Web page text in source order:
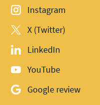
Instagram
X (Twitter)
LinkedIn
YouTube
Google review